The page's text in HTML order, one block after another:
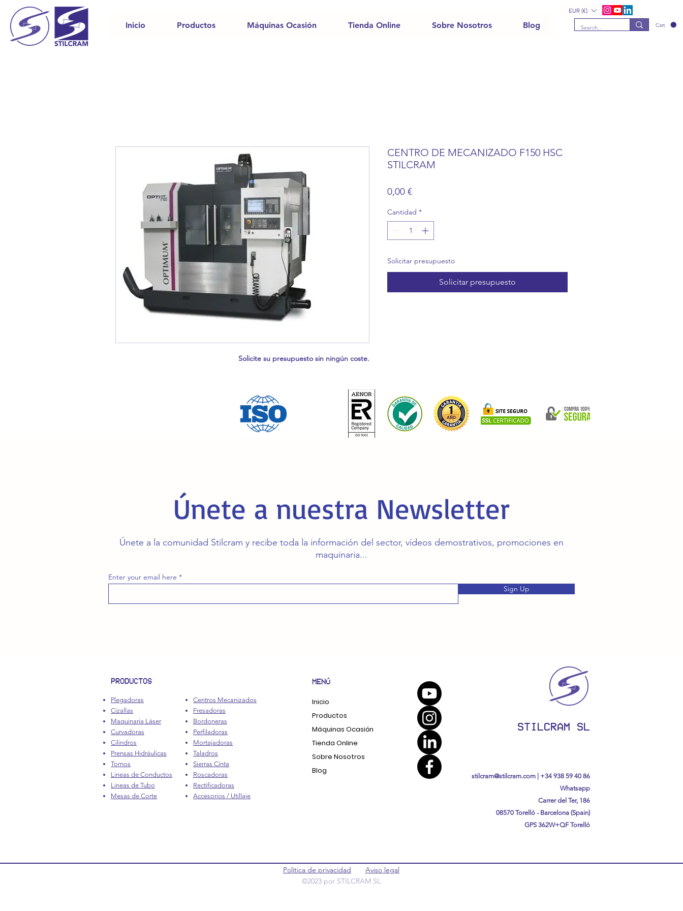
Inicio Productos Máquinas Ocasión Tienda Online Sobre Nosotros Blog Cart
EUR (€)
Solicite su presupuesto sin ningún coste.
CENTRO DE MECANIZADO F150 HSC
STILCRAM
0,00 €Precio
Cantidad *
Solicitar presupuesto
Solicitar presupuesto
Únete a nuestra Newsletter
Únete a la comunidad Stilcram y recibe toda la información del sector, vídeos demostrativos, promociones en
maquinaria...
Enter your email here
Sign Up
PRODUCTOS
Plegadoras
Cizallas
Maquinaria Láser
Curvadoras
Cilindros
Prensas Hidráulicas
Tornos
Lineas de Conductos
Lineas de Tubo
Mesas de Corte
Centros Mecanizados
Fresadoras
Bordoneras
Perfiladoras
Mortajadoras
Taladros
Sierras Cinta
Roscadoras
Rectificadoras
Accesorios / Utillaje
MENÚ
Inicio
Productos
Máquinas Ocasión
Tienda Online
Sobre Nosotros
Blog
STILCRAM SL
stilcram@stilcram.com
+34 938 59 40 86
Whatsapp
Carrer del Ter, 186
08570 Torelló - Barcelona (Spain)
GPS 362W+QF Torelló
©2023 por STILCRAM SL
Política de privacidad Aviso legal